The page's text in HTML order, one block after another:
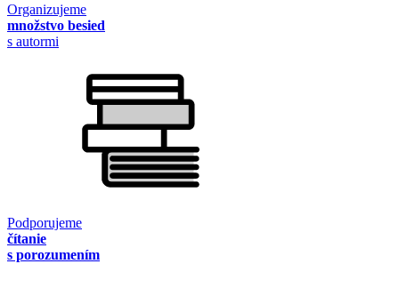
Organizujeme
množstvo besied
s autormi
Podporujeme
čítanie
s porozumením